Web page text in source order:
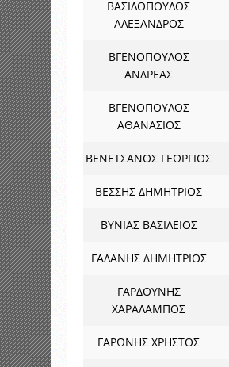
ΒΑΣΙΛΟΠΟΥΛΟΣ
ΑΛΕΞΑΝΔΡΟΣ
ΒΓΕΝΟΠΟΥΛΟΣ
ΑΝΔΡΕΑΣ
ΒΓΕΝΟΠΟΥΛΟΣ
ΑΘΑΝΑΣΙΟΣ
ΒΕΝΕΤΣΑΝΟΣ ΓΕΩΡΓΙΟΣ
ΒΕΣΣΗΣ ΔΗΜΗΤΡΙΟΣ
ΒΥΝΙΑΣ ΒΑΣΙΛΕΙΟΣ
ΓΑΛΑΝΗΣ ΔΗΜΗΤΡΙΟΣ
ΓΑΡΔΟΥΝΗΣ
ΧΑΡΑΛΑΜΠΟΣ
ΓΑΡΩΝΗΣ ΧΡΗΣΤΟΣ